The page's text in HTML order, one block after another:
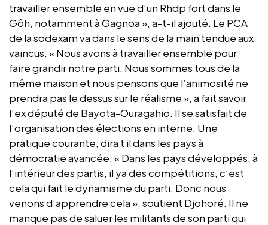
travailler ensemble en vue d’un Rhdp fort dans le
Gôh, notamment à Gagnoa », a-t-il ajouté. Le PCA
de la sodexam va dans le sens de la main tendue aux
vaincus. « Nous avons à travailler ensemble pour
faire grandir notre parti. Nous sommes tous de la
même maison et nous pensons que l’animosité ne
prendra pas le dessus sur le réalisme », a fait savoir
l’ex député de Bayota-Ouragahio. Il se satisfait de
l’organisation des élections en interne. Une
pratique courante, dira t il dans les pays à
démocratie avancée. « Dans les pays développés, à
l’intérieur des partis, il ya des compétitions, c’est
cela qui fait le dynamisme du parti. Donc nous
venons d’apprendre cela », soutient Djohoré. Il ne
manque pas de saluer les militants de son parti qui